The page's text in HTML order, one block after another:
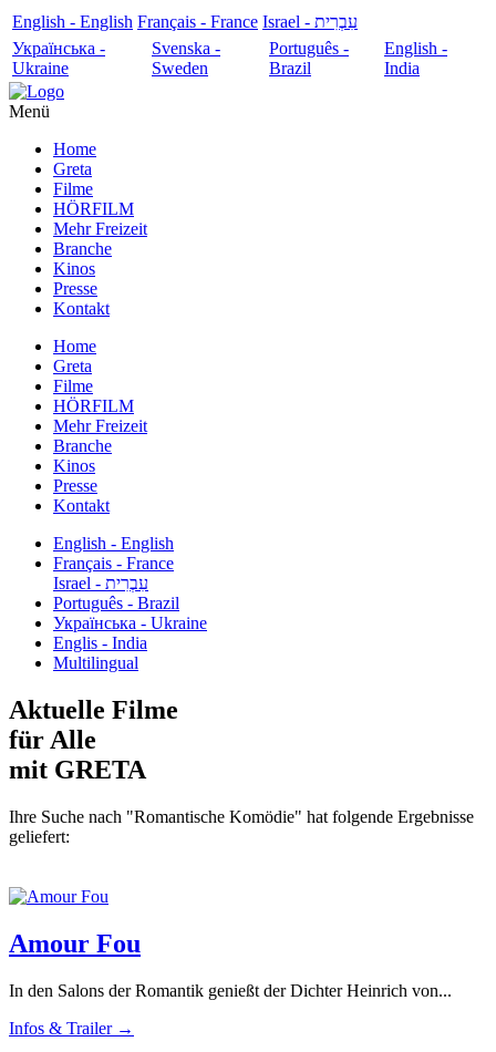
English - English Français - France
עִבְרִית - Israel
Українська -
Ukraine
Svenska -
Sweden
Português -
Brazil
English -
India
Menü
Home
Greta
Filme
HÖRFILM
Mehr Freizeit
Branche
Kinos
Presse
Kontakt
Home
Greta
Filme
HÖRFILM
Mehr Freizeit
Branche
Kinos
Presse
Kontakt
English - English
Français - France
עִבְרִית - Israel
Português - Brazil
Українська - Ukraine
Englis - India
Multilingual
Aktuelle Filme
für Alle
mit GRETA
Ihre Suche nach "Romantische Komödie" hat folgende Ergebnisse
geliefert:
Amour Fou
In den Salons der Romantik genießt der Dichter Heinrich von...
Infos & Trailer →